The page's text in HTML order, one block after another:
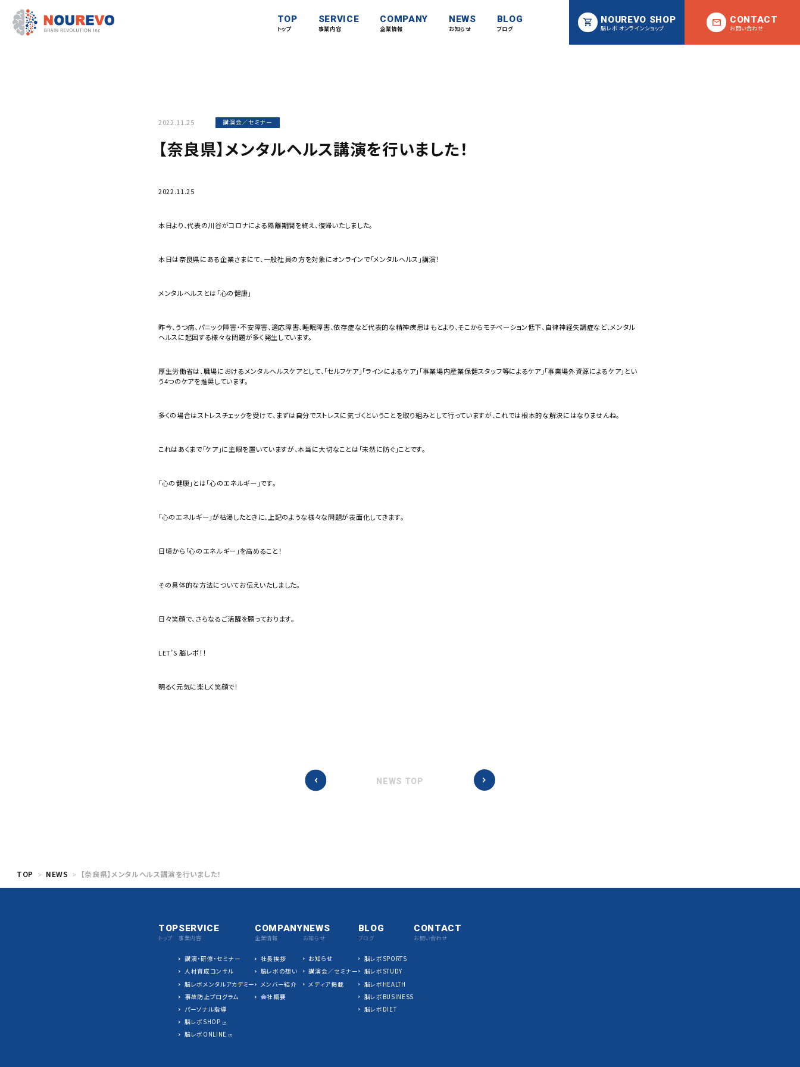
TOP
トップ
SERVICE
事業内容
COMPANY
企業情報
NEWS
お知らせ
BLOG
ブログ
NOUREVO SHOP
脳レボ オンラインショップ
CONTACT
お問い合わせ
2022.11.25 講演会／セミナー
【奈良県】メンタルヘルス講演を行いました！
2022.11.25
本日より、代表の川谷がコロナによる隔離期間を終え、復帰いたしました。
本日は奈良県にある企業さまにて、一般社員の方を対象にオンラインで「メンタルヘルス」講演！
メンタルヘルスとは「心の健康」
昨今、うつ病、パニック障害・不安障害、適応障害、睡眠障害、依存症など代表的な精神疾患はもとより、そこからモチベーション低下、自律神経失調症など、メンタル
ヘルスに起因する様々な問題が多く発生しています。
厚生労働省は、職場におけるメンタルヘルスケアとして、「セルフケア」「ラインによるケア」「事業場内産業保健スタッフ等によるケア」「事業場外資源によるケア」とい
う4つのケアを推奨しています。
多くの場合はストレスチェックを受けて、まずは自分でストレスに気づくということを取り組みとして行っていますが、これでは根本的な解決にはなりませんね。
これはあくまで「ケア」に主眼を置いていますが、本当に大切なことは「未然に防ぐ」ことです。
「心の健康」とは「心のエネルギー」です。
「心のエネルギー」が枯渇したときに、上記のような様々な問題が表面化してきます。
日頃から「心のエネルギー」を高めること！
その具体的な方法についてお伝えいたしました。
日々笑顔で、さらなるご活躍を願っております。
LET’S 脳レボ！！
明るく元気に楽しく笑顔で！
NEWS TOP
TOP NEWS 【奈良県】メンタルヘルス講演を行いました！
TOP
トップ
SERVICE
事業内容
講演・研修・セミナー
人材育成コンサル
脳レボメンタルアカデミー
事故防止プログラム
パーソナル指導
脳レボSHOP
脳レボONLINE
COMPANY
企業情報
社長挨拶
脳レボの想い
メンバー紹介
会社概要
NEWS
お知らせ
お知らせ
講演会／セミナー
メディア掲載
BLOG
ブログ
脳レボSPORTS
脳レボSTUDY
脳レボHEALTH
脳レボBUSINESS
脳レボDIET
CONTACT
お問い合わせ